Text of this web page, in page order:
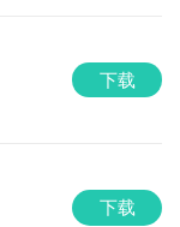
下载
下载